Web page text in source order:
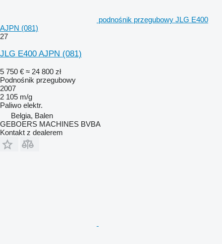
podnośnik przegubowy JLG E400
AJPN (081)
27
JLG E400 AJPN (081)
5 750 € ≈ 24 800 zł
Podnośnik przegubowy
2007
2 105 m/g
Paliwo elektr.
Belgia, Balen
GEBOERS MACHINES BVBA
Kontakt z dealerem